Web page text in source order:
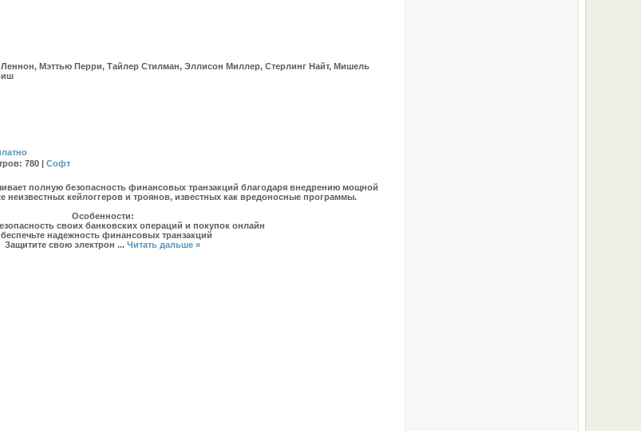
Мэттью Перри, Тайлер Стилман, Эллисон Миллер, Стерлинг Найт, Мишель
780 |Софт
полную безопасность финансовых транзакций благодаря внедрению мощной
неизвестных кейлоггеров и троянов, известных как вредоносные программы.
Особенности:
своих банковских операций и покупок онлайн
надежность финансовых транзакций
Защитите свою электрон...Читать дальше »